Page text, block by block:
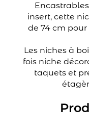
insert, cette
de 74 cm pour
Les niches à
fois niche
taquets et